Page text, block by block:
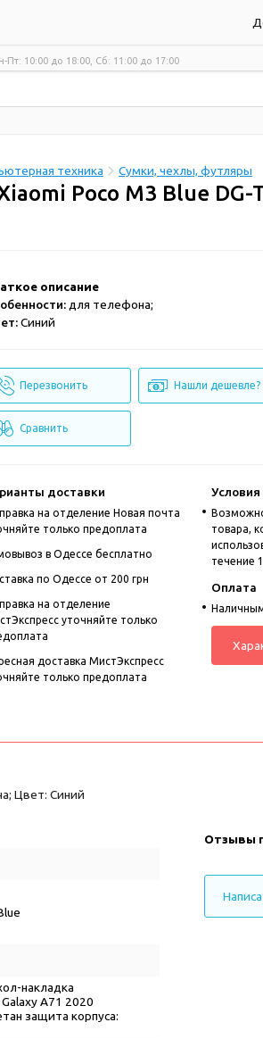
Пт: 10:00 до 18:00, Сб: 11:00 до 17:00
техника Сумки, чехлы, футляры
Poco M3 Blue DG-
описание
для телефона;
Синий
Перезвонить Нашли дешевле?
Сравнить
доставки
на отделение Новая почта
только предоплата
в Одессе бесплатно
по Одессе от 200 грн
на отделение
уточняйте только
доставка МистЭкспресс
только предоплата
Условия
товара,
течение
Оплата
Цвет: Синий
накладка
A71 2020
защита корпуса:
Отзывы